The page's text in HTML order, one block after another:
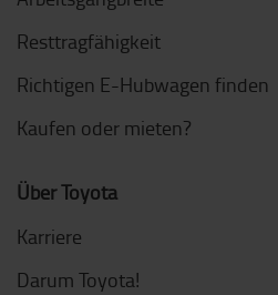
Resttragfähigkeit
Richtigen E-Hubwagen finden
Kaufen oder mieten?
Über Toyota
Karriere
Darum Toyota!